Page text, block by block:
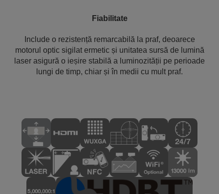
Fiabilitate
Include o rezistență remarcabilă la praf, deoarece
motorul optic sigilat ermetic și unitatea sursă de lumină
laser asigură o ieșire stabilă a luminozității pe perioade
lungi de timp, chiar și în medii cu mult praf.